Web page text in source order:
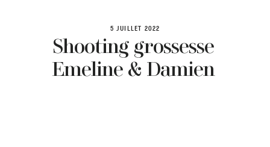
5 JUILLET 2022
Shooting grossesse
Emeline & Damien
BLOG